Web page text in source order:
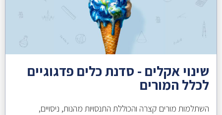
שינוי אקלים - סדנת כלים פדגוגיים
לכלל המורים
השתלמות מורים קצרה והכוללת התנסויות מהנות, ניסויים,